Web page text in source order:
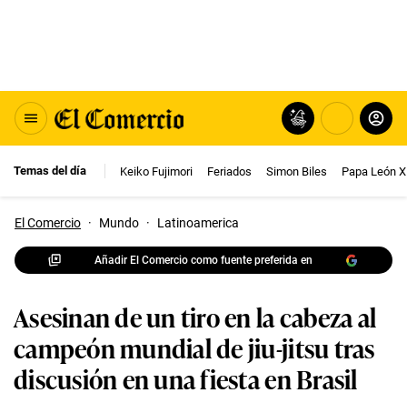
Temas del día Keiko Fujimori Feriados Simon Biles Papa León
El Comercio · Mundo · Latinoamerica
Añadir El Comercio como fuente preferida en
Asesinan de un tiro en la cabeza al
campeón mundial de jiu-jitsu tras
discusión en una fiesta en Brasil